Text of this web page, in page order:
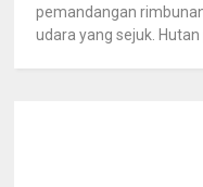
pemandangan
udara yang sejuk. Hutan